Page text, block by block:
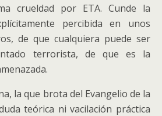
crueldad por ETA. Cunde la
percibida en unos
de que cualquiera puede ser
terrorista, de que es la
la que brota del Evangelio de la
teórica ni vacilación práctica